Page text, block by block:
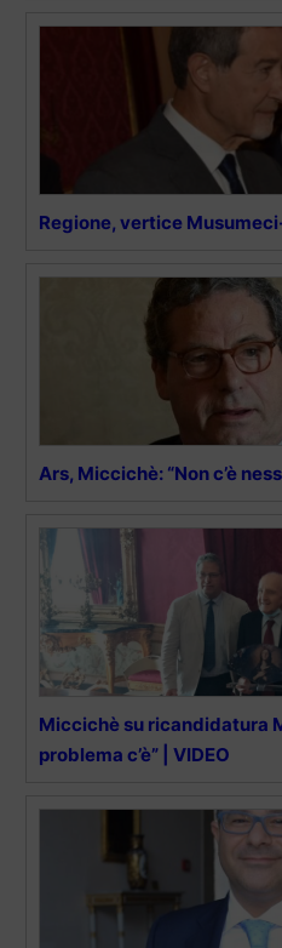
Regione, vertice
Ars, Miccichè: “Non c’è
Miccichè su ricandidatura
problema c’è” | VIDEO